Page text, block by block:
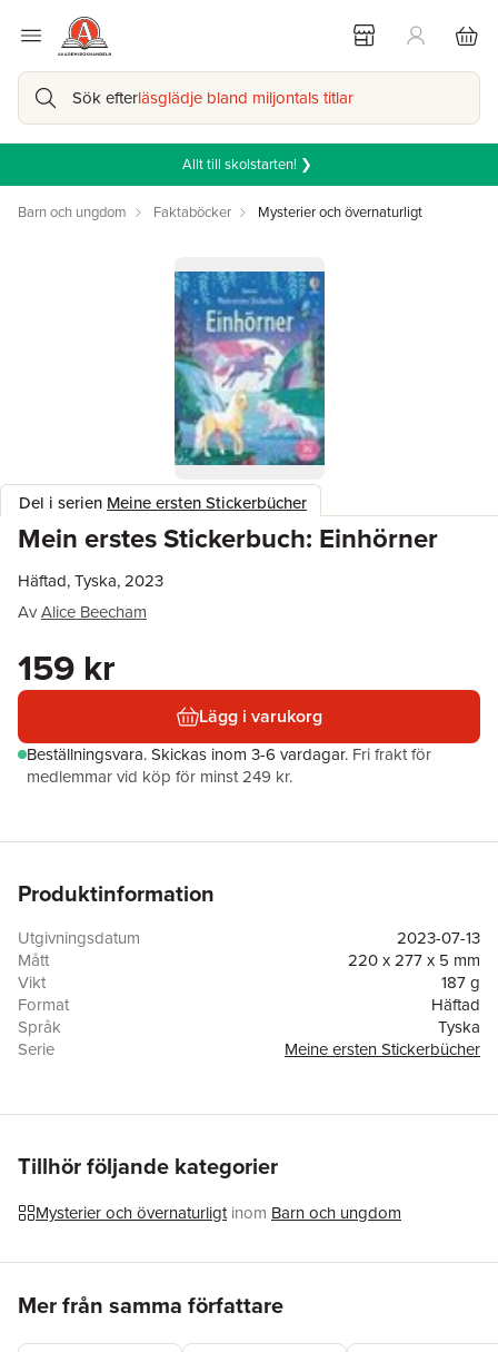
Sök efterläsglädje bland miljontals titlar
Allt till skolstarten! ❯
Barn och ungdom Faktaböcker Mysterier och övernaturligt
Del i serien Meine ersten Stickerbücher
Mein erstes Stickerbuch: Einhörner
Häftad, Tyska, 2023
AvAlice Beecham
159 kr
Lägg i varukorg
Beställningsvara.Skickas inom 3-6 vardagar. Fri frakt för
medlemmar vid köp för minst 249 kr.
Produktinformation
Utgivningsdatum
2023-07-13
Mått
220 x 277 x 5 mm
Vikt
187 g
Format
Häftad
Språk
Tyska
Serie
Meine ersten Stickerbücher
Illustratör
Katie Melrose
Tillhör följande kategorier
Mysterier och övernaturligt inom Barn och ungdom
Mer från samma författare